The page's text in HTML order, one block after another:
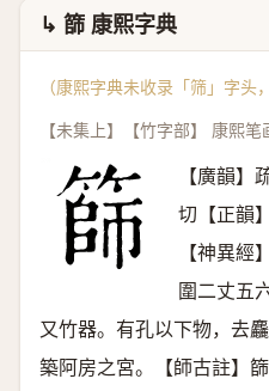
↳ 篩 康熙字典
（康熙字典未收录「筛」字头
【未集上】【竹字部】 康熙
【廣韻
切【正韻
【神異經
圍二丈五
又竹器。有孔以下物，去
築阿房之宮。【師古註】篩